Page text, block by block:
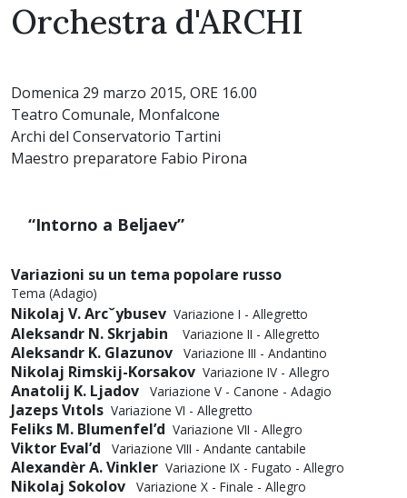
Orchestra d'ARCHI
Domenica 29 marzo 2015, ORE 16.00
Teatro Comunale, Monfalcone
Archi del Conservatorio Tartini
Maestro preparatore Fabio Pirona
“Intorno a Beljaev”
Variazioni su un tema popolare russo
Tema (Adagio)
Nikolaj V. Arcˇybusev Variazione I - Allegretto
Aleksandr N. Skrjabin Variazione II - Allegretto
Aleksandr K. Glazunov Variazione III - Andantino
Nikolaj Rimskij-Korsakov Variazione IV - Allegro
Anatolij K. Ljadov Variazione V - Canone - Adagio
Jazeps Vıtols Variazione VI - Allegretto
Feliks M. Blumenfel’d Variazione VII - Allegro
Viktor Eval’d Variazione VIII - Andante cantabile
Alexandèr A. Vinkler Variazione IX - Fugato - Allegro
Nikolaj Sokolov Variazione X - Finale - Allegro